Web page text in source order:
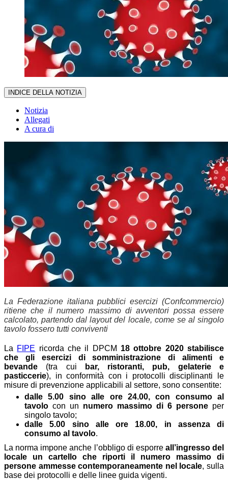
INDICE DELLA NOTIZIA
Notizia
Allegati
A cura di
La Federazione italiana pubblici esercizi (Confcommercio)
ritiene che il numero massimo di avventori possa essere
calcolato, partendo dal layout del locale, come se al singolo
tavolo fossero tutti conviventi
La FIPE ricorda che il DPCM 18 ottobre 2020 stabilisce
che gli esercizi di somministrazione di alimenti e
bevande (tra cui
bar, ristoranti, pub, gelaterie e
pasticcerie), in conformità con i protocolli disciplinanti le
misure di prevenzione applicabili al settore, sono consentite:
dalle 5.00 sino alle ore 24.00, con consumo al
tavolo con un numero massimo di 6 persone per
singolo tavolo;
dalle 5.00 sino alle ore 18.00, in assenza di
consumo al tavolo.
La norma impone anche l’obbligo di esporre all’ingresso del
locale un cartello che riporti il numero massimo di
persone ammesse contemporaneamente nel locale, sulla
base dei protocolli e delle linee guida vigenti.